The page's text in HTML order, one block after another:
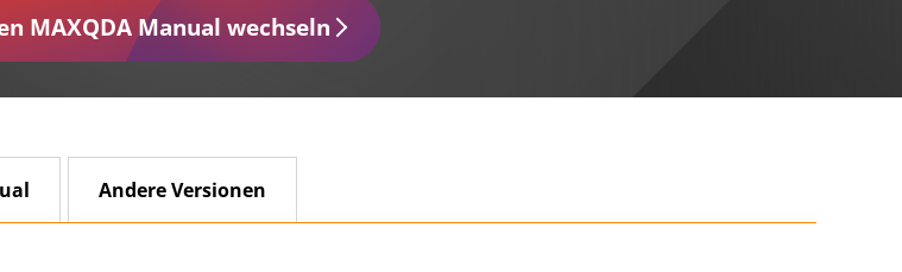
MAXQDA Manual wechseln
Andere Versionen